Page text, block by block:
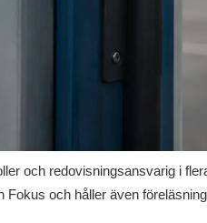
och redovisningsansvarig i
och håller även